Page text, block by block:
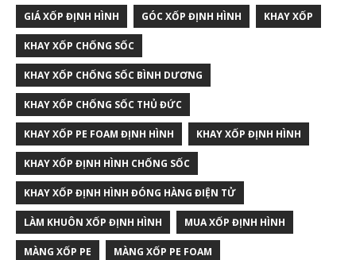
GIÁ XỐP ĐỊNH HÌNH GÓC XỐP ĐỊNH HÌNH KHAY XỐP
KHAY XỐP CHỐNG SỐC
KHAY XỐP CHỐNG SỐC BÌNH DƯƠNG
KHAY XỐP CHỐNG SỐC THỦ ĐỨC
KHAY XỐP PE FOAM ĐỊNH HÌNH KHAY XỐP ĐỊNH HÌNH
KHAY XỐP ĐỊNH HÌNH CHỐNG SỐC
KHAY XỐP ĐỊNH HÌNH ĐÓNG HÀNG ĐIỆN TỬ
LÀM KHUÔN XỐP ĐỊNH HÌNH MUA XỐP ĐỊNH HÌNH
MÀNG XỐP PE MÀNG XỐP PE FOAM